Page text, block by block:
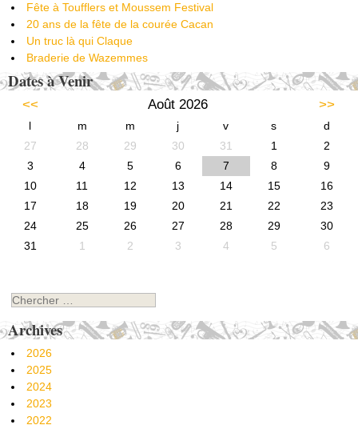
Fête à Toufflers et Moussem Festival
20 ans de la fête de la courée Cacan
Un truc là qui Claque
Braderie de Wazemmes
Dates à Venir
<< Août 2026 >>
l m m j v s
d
27
28 29 30 31 1
2
3
4 5 6 7 8
9
10
11 12 13 14 15
16
17
18 19 20 21 22
23
24
25 26 27 28 29
30
31
1 2 3 4 5 6
Chercher
Archives
2026
2025
2024
2023
2022